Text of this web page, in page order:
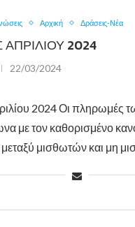
Αρχική Δράσεις-Νέα
2024
22/03/2024
2024 Οι πληρωμές
με τον καθορισμένο
μισθωτών και μη